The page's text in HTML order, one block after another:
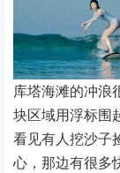
库塔海滩的冲浪
块区域用浮标围
看见有人挖沙子
心，那边有很多